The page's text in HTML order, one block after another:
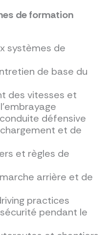
de formation
systèmes de
de base du
des vitesses et
défensive
et de
et règles de
arrière et de
practices
pendant le